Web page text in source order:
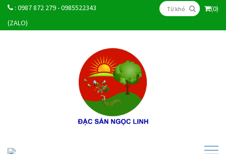
: 0987 872 279 - 0985522343
(ZALO)
(0)